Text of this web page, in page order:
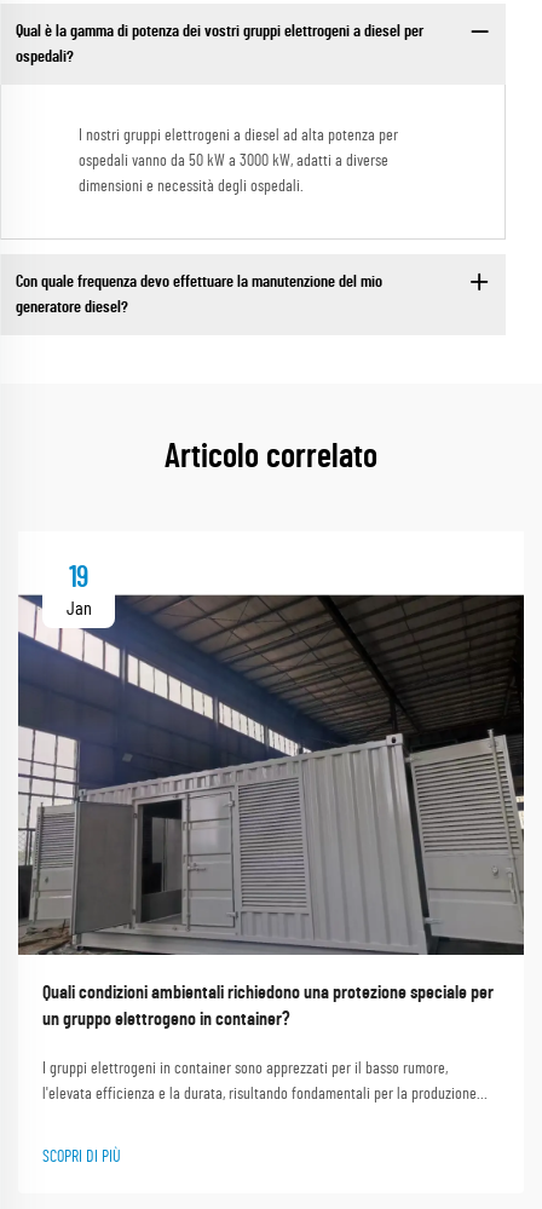
Qual è la gamma di potenza dei vostri gruppi elettrogeni a diesel per
ospedali?
I nostri gruppi elettrogeni a diesel ad alta potenza per
ospedali vanno da 50 kW a 3000 kW, adatti a diverse
dimensioni e necessità degli ospedali.
Con quale frequenza devo effettuare la manutenzione del mio
generatore diesel?
Articolo correlato
19
Jan
Quali condizioni ambientali richiedono una protezione speciale per
un gruppo elettrogeno in container?
I gruppi elettrogeni in container sono apprezzati per il basso rumore,
l'elevata efficienza e la durata, risultando fondamentali per la produzione
soccorso d'emergenza. Shanghai Outevo Machinery Co. Ltd., leader globale
SCOPRI DI PIÙ